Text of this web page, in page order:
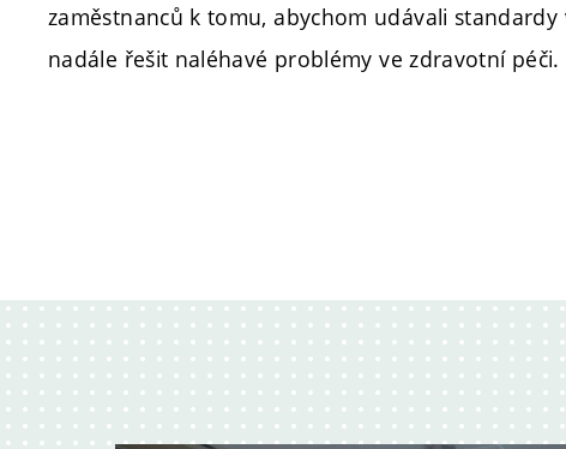
zaměstnanců k tomu, abychom udávali
nadále řešit naléhavé problémy ve zdravotní péči.